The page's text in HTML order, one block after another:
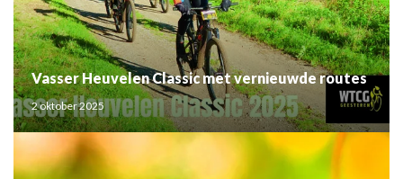
Vasser Heuvelen Classic met vernieuwde routes
2 oktober 2025